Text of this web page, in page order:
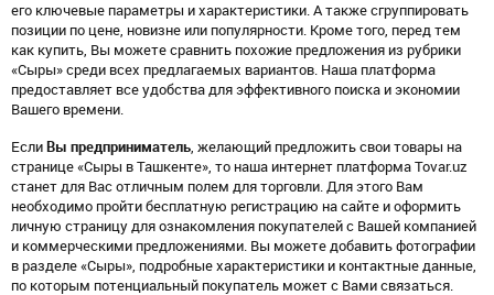
его ключевые параметры и характеристики. А также сгруппировать
позиции по цене, новизне или популярности. Кроме того, перед тем
как купить, Вы можете сравнить похожие предложения из рубрики
«Сыры» среди всех предлагаемых вариантов. Наша платформа
предоставляет все удобства для эффективного поиска и экономии
Вашего времени.
Если Вы предприниматель , желающий предложить свои товары на
странице «Сыры в Ташкенте», то наша интернет платформа Tovar.uz
станет для Вас отличным полем для торговли. Для этого Вам
необходимо пройти бесплатную регистрацию на сайте и оформить
личную страницу для ознакомления покупателей с Вашей компанией
и коммерческими предложениями. Вы можете добавить фотографии
в разделе «Сыры», подробные характеристики и контактные данные,
по которым потенциальный покупатель может с Вами связаться.